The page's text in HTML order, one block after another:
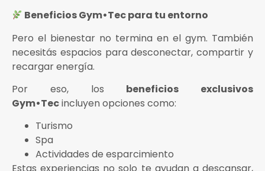
Beneficios Gym•Tec para tu entorno
Pero el bienestar no termina en el gym. También
necesitás espacios para desconectar, compartir y
recargar energía.
Por eso, los beneficios exclusivos
Gym•Tecincluyen opciones como:
Turismo
Spa
Actividades de esparcimiento